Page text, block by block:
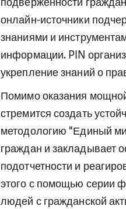
онлайн-источники
знаниями и
информации. PIN
укрепление знаний о
Помимо оказания
стремится создать
методологию "Единый
граждан и закладывает
подотчетности и
этого с помощью серии
людей с гражданской